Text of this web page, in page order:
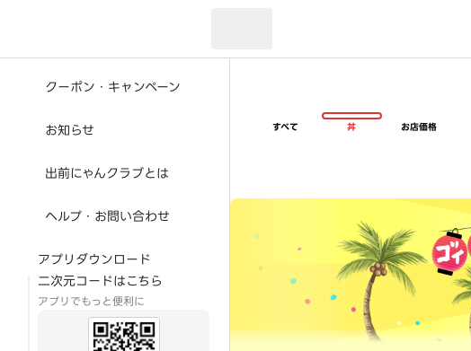
クーポン・キャンペーン
お知らせ
出前にゃんクラブとは
ヘルプ・お問い合わせ
アプリダウンロード
二次元コードはこちら
アプリでもっと便利に
すべて 丼 お店価格
超ゴイゴイヤスー夏祭